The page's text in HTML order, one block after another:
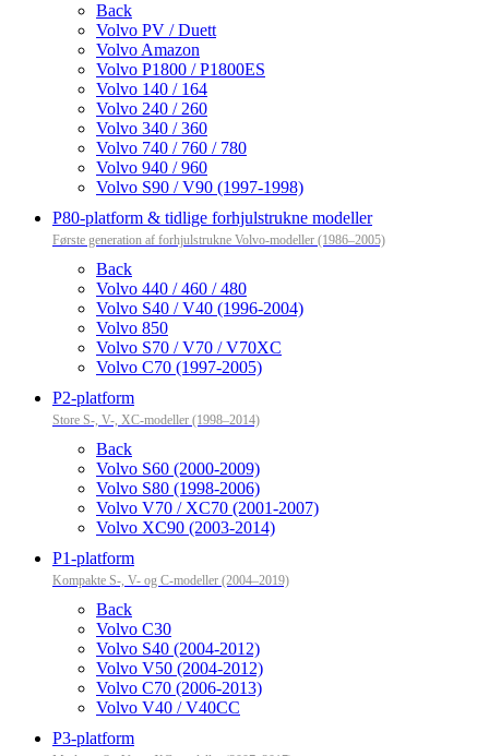
Back
Volvo PV / Duett
Volvo Amazon
Volvo P1800 / P1800ES
Volvo 140 / 164
Volvo 240 / 260
Volvo 340 / 360
Volvo 740 / 760 / 780
Volvo 940 / 960
Volvo S90 / V90 (1997-1998)
P80-platform & tidlige forhjulstrukne modeller
Første generation af forhjulstrukne Volvo-modeller (1986–2005)
Back
Volvo 440 / 460 / 480
Volvo S40 / V40 (1996-2004)
Volvo 850
Volvo S70 / V70 / V70XC
Volvo C70 (1997-2005)
P2-platform
Store S-, V-, XC-modeller (1998–2014)
Back
Volvo S60 (2000-2009)
Volvo S80 (1998-2006)
Volvo V70 / XC70 (2001-2007)
Volvo XC90 (2003-2014)
P1-platform
Kompakte S-, V- og C-modeller (2004–2019)
Back
Volvo C30
Volvo S40 (2004-2012)
Volvo V50 (2004-2012)
Volvo C70 (2006-2013)
Volvo V40 / V40CC
P3-platform